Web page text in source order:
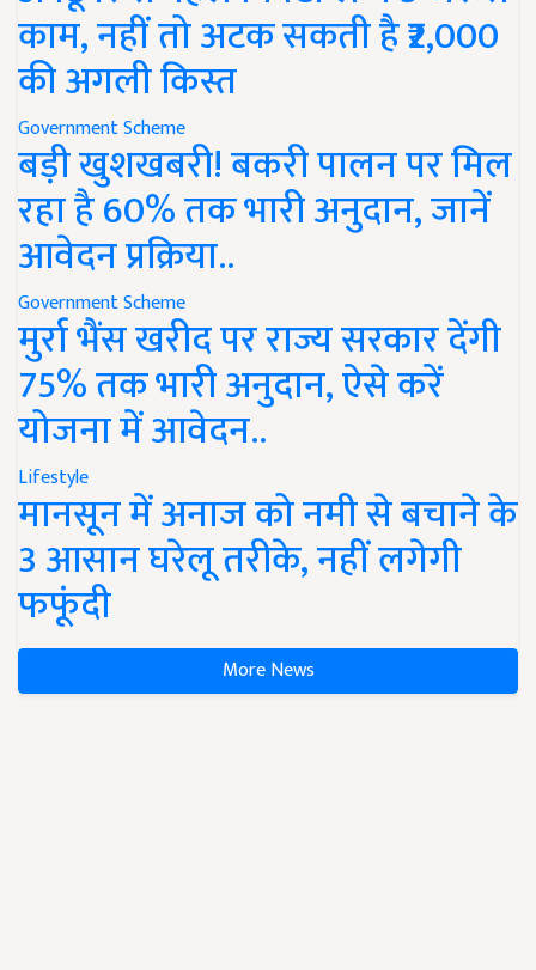
काम, नहीं तो अटक सकती है ₹2,000
की अगली किस्त
Government Scheme
बड़ी खुशखबरी! बकरी पालन पर मिल
रहा है 60% तक भारी अनुदान, जानें
आवेदन प्रक्रिया..
Government Scheme
मुर्रा भैंस खरीद पर राज्य सरकार देंगी
75% तक भारी अनुदान, ऐसे करें
योजना में आवेदन..
Lifestyle
मानसून में अनाज को नमी से बचाने के
3 आसान घरेलू तरीके, नहीं लगेगी
फफूंदी
More News